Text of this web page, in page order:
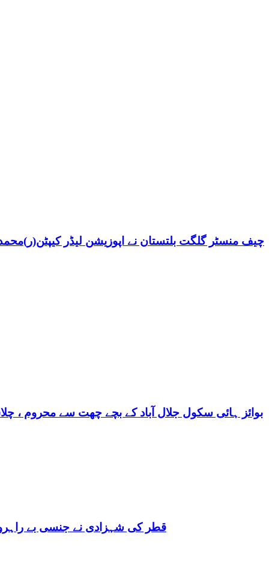
چیف منسٹر گلگت بلتستان نے اپوزیشن لیڈر
بوائز ہائی سکول جلال آباد کے بچے چھت سے محروم ،
قطر کی شہزادی نے جنسی بے راہروی میں مغرب کو